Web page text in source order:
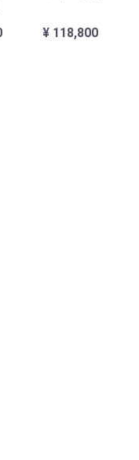
¥ 118,800